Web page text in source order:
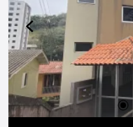
oferecer! Obs: Além do valor de aluguel o
locatário fica
Condomínio; Luz;